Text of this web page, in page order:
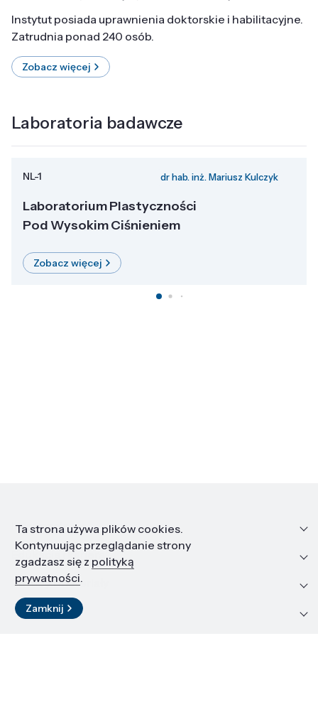
Instytut posiada uprawnienia doktorskie i habilitacyjne.
Zatrudnia ponad 240 osób.
Zobacz więcej
Laboratoria badawcze
NL-1 dr hab. inż. Mariusz Kulczyk
Laboratorium Plastyczności
Pod Wysokim Ciśnieniem
Zobacz więcej
Informacje
Edukacja i kariera
Zasoby i materiały
Kontakt
Ta strona używa plików cookies.
Kontynuując przeglądanie strony
zgadzasz się z polityką
prywatności.
Zamknij